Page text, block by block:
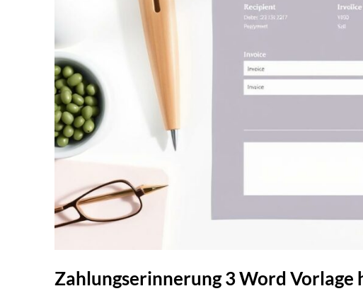
Zahlungserinnerung 3 Word